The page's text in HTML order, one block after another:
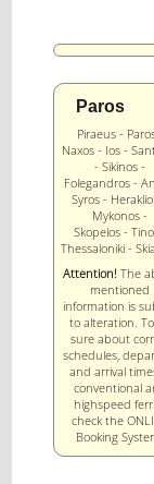
Paros
Piraeus -
Naxos - Ios -
- Sikinos -
Folegandros -
Syros -
Mykonos -
Skopelos -
Thessaloniki -
Attention! The
mentioned
information is
to alteration.
sure about
schedules,
and arrival
conventional
highspeed
check the
Booking